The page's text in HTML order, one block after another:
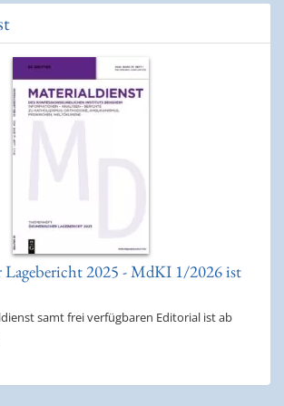
Lagebericht 2025 - MdKI 1/2026 ist
samt frei verfügbaren Editorial ist ab